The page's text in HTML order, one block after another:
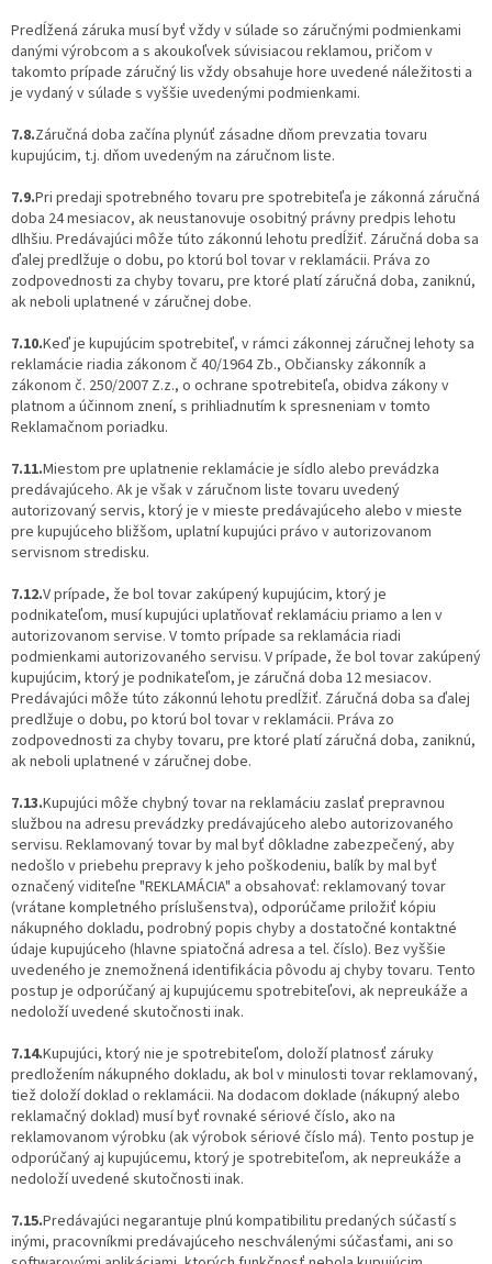
Predĺžená záruka musí byť vždy v súlade so záručnými podmienkami
danými výrobcom a s akoukoľvek súvisiacou reklamou, pričom v
takomto prípade záručný lis vždy obsahuje hore uvedené náležitosti a
je vydaný v súlade s vyššie uvedenými podmienkami.
7.8.Záručná doba začína plynúť zásadne dňom prevzatia tovaru
kupujúcim, t.j. dňom uvedeným na záručnom liste.
7.9.Pri predaji spotrebného tovaru pre spotrebiteľa je zákonná záručná
doba 24 mesiacov, ak neustanovuje osobitný právny predpis lehotu
dlhšiu. Predávajúci môže túto zákonnú lehotu predĺžiť. Záručná doba sa
ďalej predlžuje o dobu, po ktorú bol tovar v reklamácii. Práva zo
zodpovednosti za chyby tovaru, pre ktoré platí záručná doba, zaniknú,
ak neboli uplatnené v záručnej dobe.
7.10.Keď je kupujúcim spotrebiteľ, v rámci zákonnej záručnej lehoty sa
reklamácie riadia zákonom č 40/1964 Zb., Občiansky zákonník a
zákonom č. 250/2007 Z.z., o ochrane spotrebiteľa, obidva zákony v
platnom a účinnom znení, s prihliadnutím k spresneniam v tomto
Reklamačnom poriadku.
7.11.Miestom pre uplatnenie reklamácie je sídlo alebo prevádzka
predávajúceho. Ak je však v záručnom liste tovaru uvedený
autorizovaný servis, ktorý je v mieste predávajúceho alebo v mieste
pre kupujúceho bližšom, uplatní kupujúci právo v autorizovanom
servisnom stredisku.
7.12.V prípade, že bol tovar zakúpený kupujúcim, ktorý je
podnikateľom, musí kupujúci uplatňovať reklamáciu priamo a len v
autorizovanom servise. V tomto prípade sa reklamácia riadi
podmienkami autorizovaného servisu. V prípade, že bol tovar zakúpený
kupujúcim, ktorý je podnikateľom, je záručná doba 12 mesiacov.
Predávajúci môže túto zákonnú lehotu predĺžiť. Záručná doba sa ďalej
predlžuje o dobu, po ktorú bol tovar v reklamácii. Práva zo
zodpovednosti za chyby tovaru, pre ktoré platí záručná doba, zaniknú,
ak neboli uplatnené v záručnej dobe.
7.13.Kupujúci môže chybný tovar na reklamáciu zaslať prepravnou
službou na adresu prevádzky predávajúceho alebo autorizovaného
servisu. Reklamovaný tovar by mal byť dôkladne zabezpečený, aby
nedošlo v priebehu prepravy k jeho poškodeniu, balík by mal byť
označený viditeľne "REKLAMÁCIA" a obsahovať: reklamovaný tovar
(vrátane kompletného príslušenstva), odporúčame priložiť kópiu
nákupného dokladu, podrobný popis chyby a dostatočné kontaktné
údaje kupujúceho (hlavne spiatočná adresa a tel. číslo). Bez vyššie
uvedeného je znemožnená identifikácia pôvodu aj chyby tovaru. Tento
postup je odporúčaný aj kupujúcemu spotrebiteľovi, ak nepreukáže a
nedoloží uvedené skutočnosti inak.
7.14.Kupujúci, ktorý nie je spotrebiteľom, doloží platnosť záruky
predložením nákupného dokladu, ak bol v minulosti tovar reklamovaný,
tiež doloží doklad o reklamácii. Na dodacom doklade (nákupný alebo
reklamačný doklad) musí byť rovnaké sériové číslo, ako na
reklamovanom výrobku (ak výrobok sériové číslo má). Tento postup je
odporúčaný aj kupujúcemu, ktorý je spotrebiteľom, ak nepreukáže a
nedoloží uvedené skutočnosti inak.
7.15.Predávajúci negarantuje plnú kompatibilitu predaných súčastí s
inými, pracovníkmi predávajúceho neschválenými súčasťami, ani so